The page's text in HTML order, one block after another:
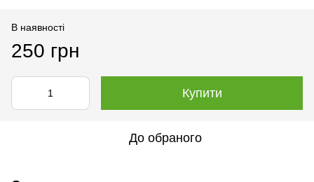
В наявності
250 грн
Купити
До обраного